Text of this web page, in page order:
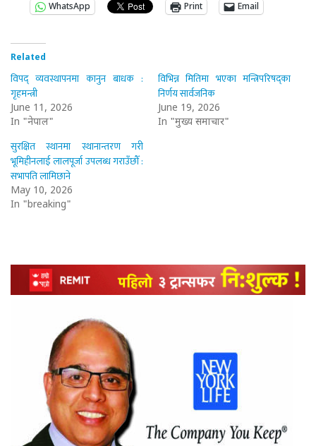
WhatsApp
Print Email
Related
विपद् व्यवस्थापनमा कानुन बाधक :
गृहमन्त्री
June 11, 2026
In "नेपाल"
विभिन्न मितिमा भएका मन्त्रिपरिषद्का
निर्णय सार्वजनिक
June 19, 2026
In "मुख्य समाचार"
सुरक्षित स्थानमा स्थानान्तरण गरी
भूमिहीनलाई लालपूर्जा उपलब्ध गराउँछौँ :
सभापति लामिछाने
May 10, 2026
In "breaking"